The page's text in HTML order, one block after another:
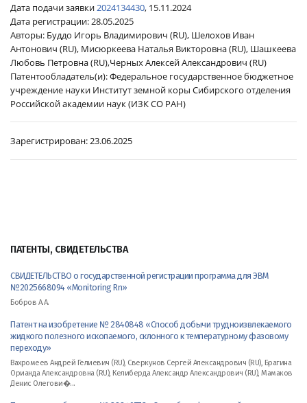
ПАТЕНТЫ, СВИДЕТЕЛЬСТВА
СВИДЕТЕЛЬСТВО о государственной регистрации программа для ЭВМ
№2025668094 «Monitoring Rn»
Бобров А.А.
Патент на изобретение № 2840848 «Способ добычи трудноизвлекаемого
жидкого полезного ископаемого, склонного к температурному фазовому
переходу»
Вахромеев Андрей Гелиевич (RU), Сверкунов Сергей Александрович (RU), Брагина
Орианда Александровна (RU), Келиберда Александр Александрович (RU), Мамаков
Денис Олегови�...
Дата подачи заявки2024134430, 15.11.2024
Дата регистрации:28.05.2025
Авторы: Буддо Игорь Владимирович (RU), Шелохов Иван
Антонович (RU), Мисюркеева Наталья Викторовна (RU), Шашкеева
Любовь Петровна (RU),Черных Алексей Александрович (RU)
Патентообладатель(и): Федеральное государственное бюджетное
учреждение науки Институт земной коры Сибирского отделения
Российской академии наук (ИЗК СО РАН)
Зарегистрирован:23.06.2025